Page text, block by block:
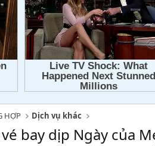
HỢP Dịch vụ khác
bay dịp Ngày của